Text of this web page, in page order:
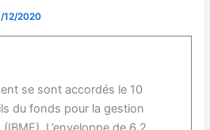
12/2020
se sont accordés le 10
du fonds pour la gestion